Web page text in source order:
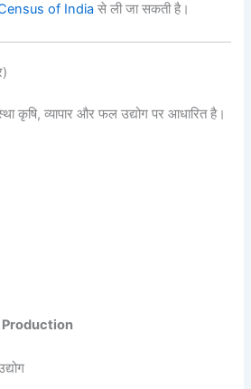
of India से ली जा सकती है।
कृषि, व्यापार और फल उद्योग पर आधारित है।